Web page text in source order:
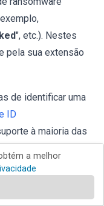
", etc.). Nestes
pela sua extensão
de identificar uma
ID
à maioria das
de resgate e/ou
que carregue
a melhor